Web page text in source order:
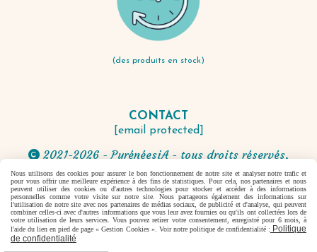
(des produits en stock)
CONTACT
[email protected]
 2021-2026 - PyrénéesiA - tous droits réservés.
Facebook est désactivé. Autoriser
Mentions Légales
Conditions générales de vente
Nous utilisons des cookies pour assurer le bon fonctionnement de notre site et analyser notre trafic et
pour vous offrir une meilleure expérience à des fins de statistiques. Pour cela, nos partenaires et nous
peuvent utiliser des cookies ou d'autres technologies pour stocker et accéder à des informations
personnelles comme votre visite sur notre site. Nous partageons également des informations sur
l'utilisation de notre site avec nos partenaires de médias sociaux, de publicité et d'analyse, qui peuvent
combiner celles-ci avec d'autres informations que vous leur avez fournies ou qu'ils ont collectées lors de
votre utilisation de leurs services. Vous pouvez retirer votre consentement, enregistré pour 6 mois, à
l'aide du lien en pied de page « Gestion Cookies ». Voir notre politique de confidentialité : Politique
de confidentialité